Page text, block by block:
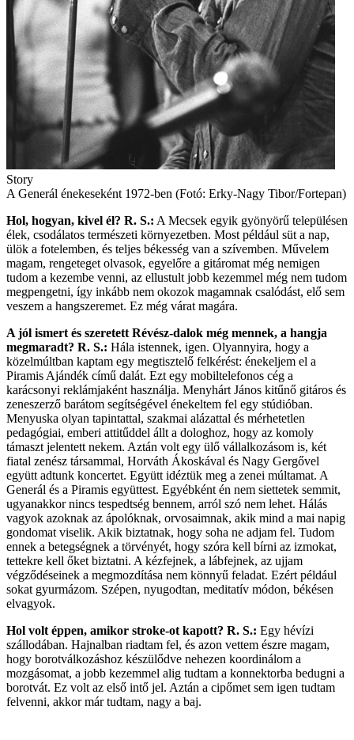
Story
A Generál énekeseként 1972-ben (Fotó: Erky-Nagy Tibor/Fortepan)
Hol, hogyan, kivel él? R. S.: A Mecsek egyik gyönyörű településen
élek, csodálatos természeti környezetben. Most például süt a nap,
ülök a fotelemben, és teljes békesség van a szívemben. Művelem
magam, rengeteget olvasok, egyelőre a gitáromat még nemigen
tudom a kezembe venni, az ellustult jobb kezemmel még nem tudom
megpengetni, így inkább nem okozok magamnak csalódást, elő sem
veszem a hangszeremet. Ez még várat magára.
A jól ismert és szeretett ­Révész-dalok még mennek, a hangja
megmaradt? R. S.: Hála istennek, igen. Olyannyira, hogy a
közelmúltban kaptam egy megtisztelő felkérést: énekeljem el a
Piramis Ajándék című dalát. Ezt egy mobiltelefonos cég a
karácsonyi reklámjaként használja. Menyhárt János kitűnő gitáros és
zeneszerző barátom segítségével énekeltem fel egy stúdióban.
Menyuska olyan tapintattal, szakmai alázattal és mérhetetlen
pedagógiai, emberi attitűddel állt a dologhoz, hogy az komoly
támaszt jelentett nekem. Aztán volt egy ülő vállalkozásom is, két
fiatal zenész társammal, Horváth Ákoskával és Nagy Gergővel
együtt adtunk koncertet. Együtt idéztük meg a zenei múltamat. A
Generál és a Piramis együttest. Egyébként én nem siettetek semmit,
ugyanakkor nincs tespedtség bennem, arról szó nem lehet. Hálás
vagyok azoknak az ápolóknak, orvosaimnak, akik mind a mai napig
gondomat viselik. Akik biztatnak, hogy soha ne adjam fel. Tudom
ennek a betegségnek a törvényét, hogy szóra kell bírni az izmokat,
tettekre kell őket biztatni. A kézfejnek, a lábfejnek, az ujjam
végződéseinek a megmozdítása nem könnyű feladat. Ezért például
sokat gyurmázom. Szépen, nyugodtan, meditatív módon, békésen
elvagyok.
Hol volt éppen, amikor stroke-ot kapott? R. S.: Egy hévízi
szállodában. Hajnalban riadtam fel, és azon vettem észre magam,
hogy borot­válkozáshoz készülődve nehezen koordinálom a
mozgásomat, a jobb kezemmel alig tudtam a konnektorba bedugni a
borotvát. Ez volt az első intő jel. Aztán a cipőmet sem igen tudtam
felvenni, akkor már tudtam, nagy a baj.